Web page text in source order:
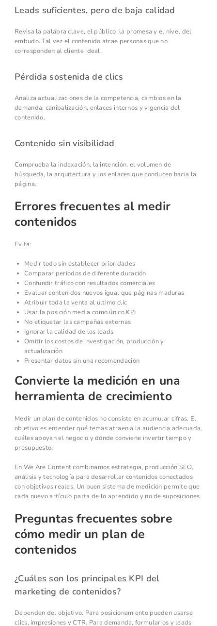
Leads suficientes, pero de baja calidad
Revisa la palabra clave, el público, la promesa y el nivel del
embudo. Tal vez el contenido atrae personas que no
corresponden al cliente ideal.
Pérdida sostenida de clics
Analiza actualizaciones de la competencia, cambios en la
demanda, canibalización, enlaces internos y vigencia del
contenido.
Contenido sin visibilidad
Comprueba la indexación, la intención, el volumen de
búsqueda, la arquitectura y los enlaces que conducen hacia la
página.
Errores frecuentes al medir
contenidos
Evita:
Medir todo sin establecer prioridades
Comparar periodos de diferente duración
Confundir tráfico con resultados comerciales
Evaluar contenidos nuevos igual que páginas maduras
Atribuir toda la venta al último clic
Usar la posición media como único KPI
No etiquetar las campañas externas
Ignorar la calidad de los leads
Omitir los costos de investigación, producción y
actualización
Presentar datos sin una recomendación
Convierte la medición en una
herramienta de crecimiento
Medir un plan de contenidos no consiste en acumular cifras. El
objetivo es entender qué temas atraen a la audiencia adecuada,
cuáles apoyan el negocio y dónde conviene invertir tiempo y
presupuesto.
En We Are Content combinamos estrategia, producción SEO,
análisis y tecnología para desarrollar contenidos conectados
con objetivos reales. Un buen sistema de medición permite que
cada nuevo artículo parta de lo aprendido y no de suposiciones.
Preguntas frecuentes sobre
cómo medir un plan de
contenidos
¿Cuáles son los principales KPI del
marketing de contenidos?
Dependen del objetivo. Para posicionamiento pueden usarse
clics, impresiones y CTR. Para demanda, formularios y leads